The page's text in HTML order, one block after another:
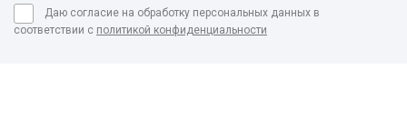
Даю согласие на обработку персональных данных в
соответствии с политикой конфиденциальности